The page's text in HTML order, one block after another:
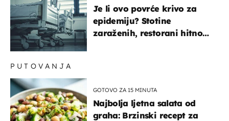
Je li ovo povrće krivo za
epidemiju? Stotine
zaraženih, restorani hitno
PUTOVANJA
GOTOVO ZA 15 MINUTA
Najbolja ljetna salata od
graha: Brzinski recept za